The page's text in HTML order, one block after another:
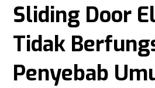
Sliding Door
Tidak
Penyebab